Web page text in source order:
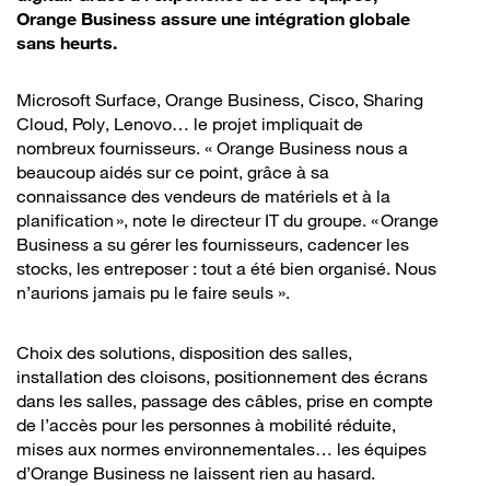
Orange Business assure une intégration globale
sans heurts.
Microsoft Surface, Orange Business, Cisco, Sharing
Cloud, Poly, Lenovo… le projet impliquait de
nombreux fournisseurs. « Orange Business nous a
beaucoup aidés sur ce point, grâce à sa
connaissance des vendeurs de matériels et à la
planification », note le directeur IT du groupe. « Orange
Business a su gérer les fournisseurs, cadencer les
stocks, les entreposer : tout a été bien organisé. Nous
n’aurions jamais pu le faire seuls ».
Choix des solutions, disposition des salles,
installation des cloisons, positionnement des écrans
dans les salles, passage des câbles, prise en compte
de l’accès pour les personnes à mobilité réduite,
mises aux normes environnementales… les équipes
d’Orange Business ne laissent rien au hasard.